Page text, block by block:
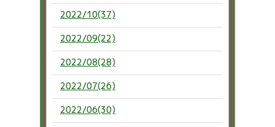
2022/10(37)
2022/09(22)
2022/08(28)
2022/07(26)
2022/06(30)